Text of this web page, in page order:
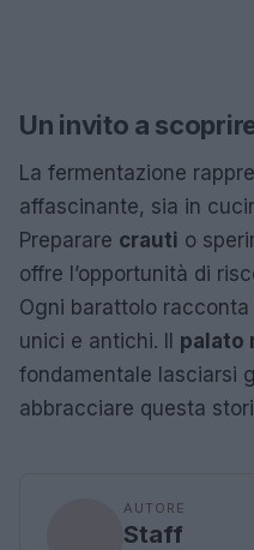
Un invito a
La fermentazione
affascinante, sia in
Preparare crauti o
offre l’opportunità di
Ogni barattolo
unici e antichi. Il palato
fondamentale lasciarsi
abbracciare questa
AUTORE
Staff